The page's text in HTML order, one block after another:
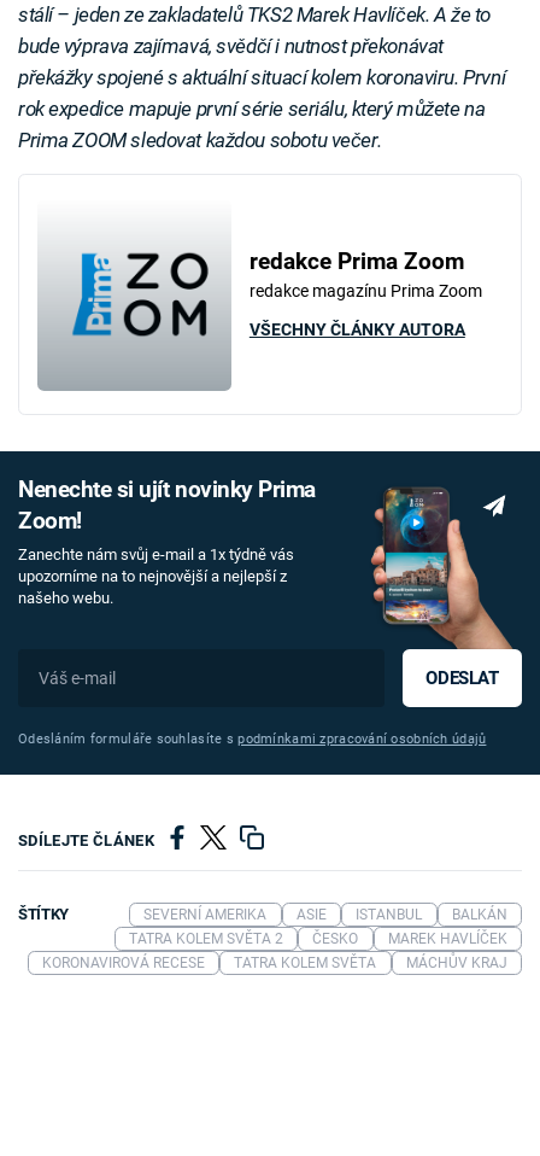
stálí – jeden ze zakladatelů TKS2 Marek Havlíček. A že to
bude výprava zajímavá, svědčí i nutnost překonávat
překážky spojené s aktuální situací kolem koronaviru. První
rok expedice mapuje první série seriálu, který můžete na
Prima ZOOM sledovat každou sobotu večer.
redakce Prima Zoom
redakce magazínu Prima Zoom
VŠECHNY ČLÁNKY AUTORA
Nenechte si ujít novinky Prima
Zoom!
Zanechte nám svůj e-mail a 1x týdně vás
upozorníme na to nejnovější a nejlepší z
našeho webu.
ODESLAT
Odesláním formuláře souhlasíte spodmínkami zpracování osobních údajů
SDÍLEJTE ČLÁNEK
ŠTÍTKY SEVERNÍ AMERIKA ASIE ISTANBUL
BALKÁN
TATRA KOLEM SVĚTA 2
ČESKO
MAREK HAVLÍČEK
KORONAVIROVÁ RECESE
TATRA KOLEM SVĚTA MÁCHŮV KRAJ